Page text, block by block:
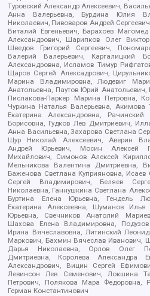
Туровский Александр Алексеевич,
Анна Валерьевна, Бурдина Юлия
Николаевич, Пивоваров Андрей
Виталий Евгеньевич, Барахоев
Александрович, Шарипков Олег
Шведов Григорий Сергеевич,
Валерий Валерьевич, Каргалицкий
Александровна, Исламов Тимур
Щаров Сергей Алексадрович,
Марина Владимировна, Людевиг
Анатольевна, Паутов Юрий
Пислакова-Паркер Марина Петровна,
Чуркина Наталья Валерьевна, Акимова
Екатерина Александровна,
Борисовна, Гудков Лев Дмитриевич,
Анна Васильевна, Захарова Светлана
Щур Николай Алексеевич, Аверин
Андрей Юрьевич, Мосин Алексей
Михайлович, Симонов Алексей
Мельникова Валентина Дмитриевна,
Баженова Светлана Куприяновна,
Сергей Владимирович, Беляев
Николаевна, Ганнушкина Светлана
Буртина Елена Юрьевна, Гендель
Екатерина Алексеевна, Шуманов
Юрьевна, Свечников Анатолий
Шахова Елена Владимировна,
Ирина Вячеславовна, Литинский
Маркович, Бахмин Вячеслав Иванович,
Дарья Николаевна, Орлов Олег
Дмитриевна, Королева Александра
Александрович, Вицин Сергей
Левинсон Лев Семенович, Локшина
Петрович, Полякова Мара Федоровна,
Герман Константинович